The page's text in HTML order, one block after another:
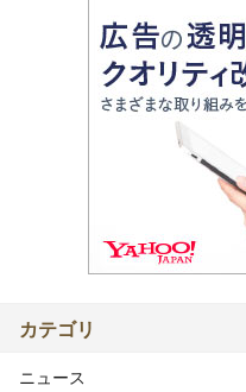
カテゴリ
ニュース